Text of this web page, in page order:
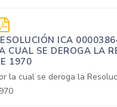
ICA
CUAL SE DEROGA LA
1970
la cual se deroga la